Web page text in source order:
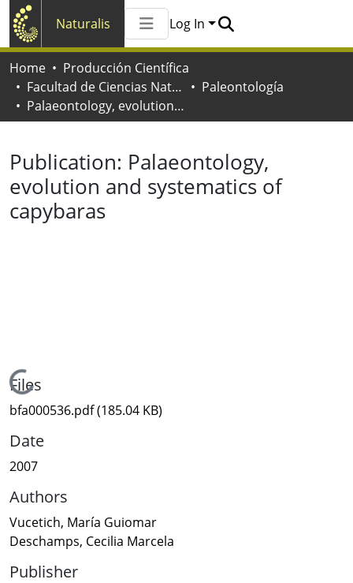
Naturalis
All of Naturalis
Log In
Home
Producción Científica
Facultad de Ciencias Naturales y Museo
Paleontología
Palaeontology, evolution and systematics of capybaras
Publication: Palaeontology,
evolution and systematics of
capybaras
Loading...
Files
bfa000536.pdf(185.04 KB)
Date
2007
Authors
Vucetich, María Guiomar
Deschamps, Cecilia Marcela
Publisher